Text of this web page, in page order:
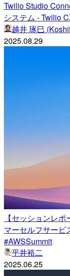
Twilio Studio
システム - Twilio
越井 琢巳
2025.08.29
【セッションレ
マーセルフサービ
#AWSSummit
平井裕二
2025.06.25